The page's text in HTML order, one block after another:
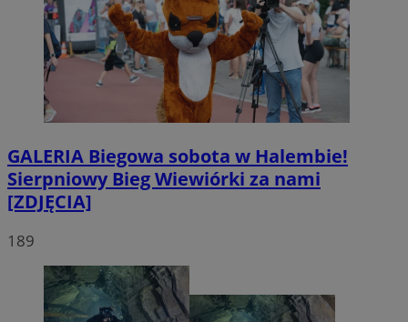
GALERIA Biegowa sobota w Halembie!
Sierpniowy Bieg Wiewiórki za nami
[ZDJĘCIA]
189